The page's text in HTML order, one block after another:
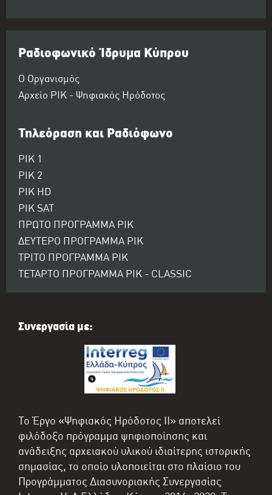
Ραδιοφωνικό Ίδρυμα Κύπρου
Ο Οργανισμός
Αρχείο ΡΙΚ - Ψηφιακός Ηρόδοτος
Τηλεόραση και Ραδιόφωνο
ΡΙΚ 1
ΡΙΚ 2
ΡΙΚ HD
ΡΙΚ SAT
ΠΡΩΤΟ ΠΡΟΓΡΑΜΜΑ ΡΙΚ
ΔΕΥΤΕΡΟ ΠΡΟΓΡΑΜΜΑ ΡΙΚ
ΤΡΙΤΟ ΠΡΟΓΡΑΜΜΑ ΡΙΚ
ΤΕΤΑΡΤΟ ΠΡΟΓΡΑΜΜΑ ΡΙΚ - CLASSIC
Συνεργασία με:
Το Έργο «Ψηφιακός Ηρόδοτος II» αποτελεί
φιλόδοξο πρόγραμμα ψηφιοποίησης και
ανάδειξης αρχειακού υλικού ιδιαίτερης ιστορικής
σημασίας, το οποίο υλοποιείται στο πλαίσιο του
Προγράμματος Διασυνοριακής Συνεργασίας